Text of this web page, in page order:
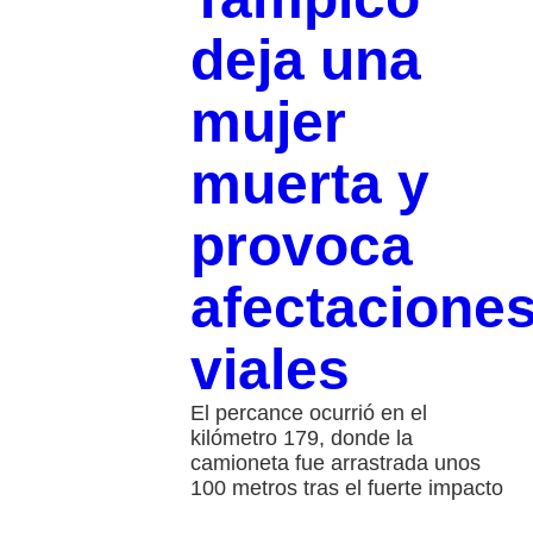
deja una
mujer
muerta y
provoca
viales
El percance ocurrió en el
kilómetro 179, donde la
camioneta fue arrastrada unos
100 metros tras el fuerte impacto